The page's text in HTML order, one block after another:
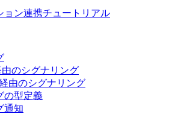
ョン連携チュートリアル
由のシグナリング
由のシグナリング
の型定義
通知